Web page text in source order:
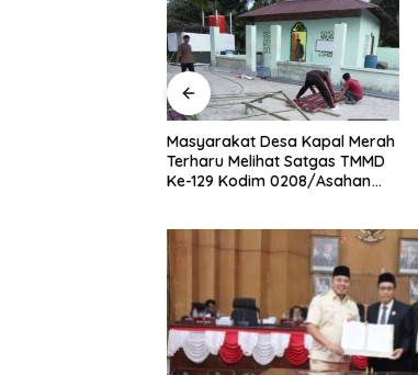
Laju Kencang Berujung
Kecelakaan, Xpander Hantam
Truk yang Berhenti di Bahu